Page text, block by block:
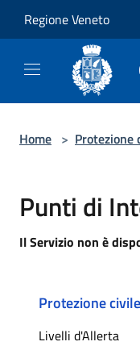
Regione Veneto
Home > Protezione
Punti di
Il Servizio non è
Protezione civile
Livelli d'Allerta